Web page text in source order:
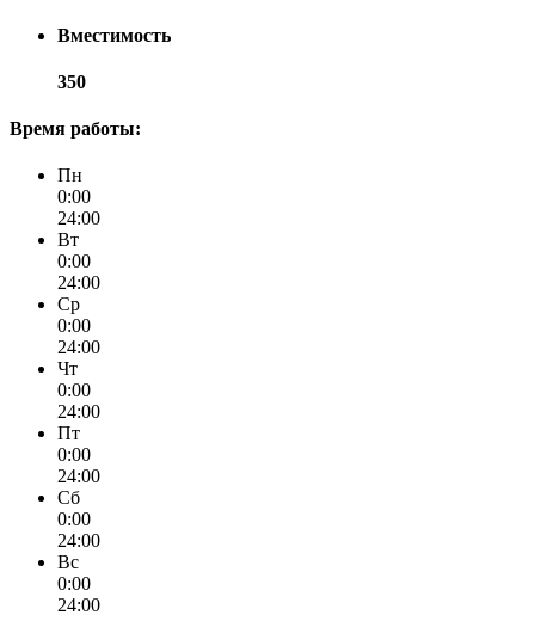
Вместимость
350
Время работы:
Пн
0:00
24:00
Вт
0:00
24:00
Ср
0:00
24:00
Чт
0:00
24:00
Пт
0:00
24:00
Сб
0:00
24:00
Вс
0:00
24:00